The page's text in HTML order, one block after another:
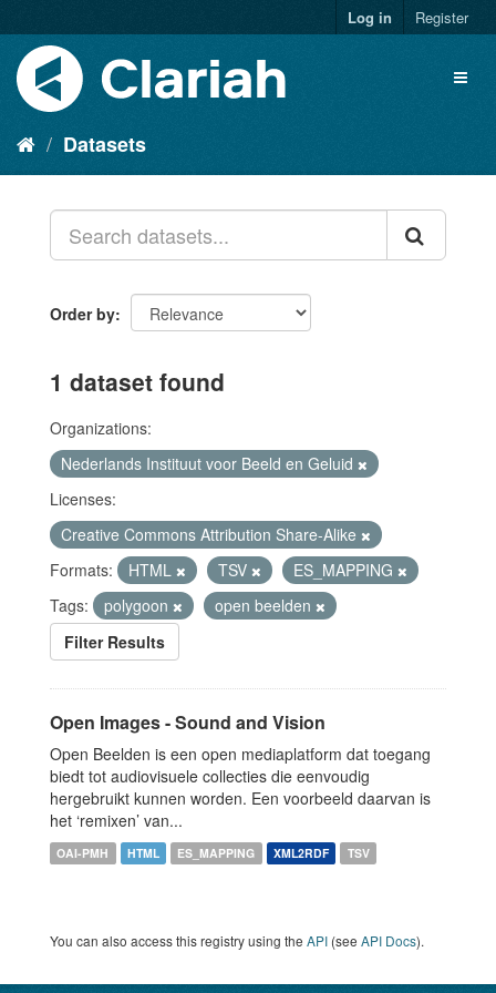
Log in Register
Datasets
Order by
1 dataset found
Organizations:
Nederlands Instituut voor Beeld en Geluid
Licenses:
Creative Commons Attribution Share-Alike
Formats:
HTML TSV
ES_MAPPING
Tags:
polygoon
open beelden
Filter Results
Open Images - Sound and Vision
Open Beelden is een open mediaplatform dat toegang
biedt tot audiovisuele collecties die eenvoudig
hergebruikt kunnen worden. Een voorbeeld daarvan is
het ‘remixen’ van...
OAI-PMH HTML ES_MAPPING XML2RDF TSV
You can also access this registry using the API (see API Docs).